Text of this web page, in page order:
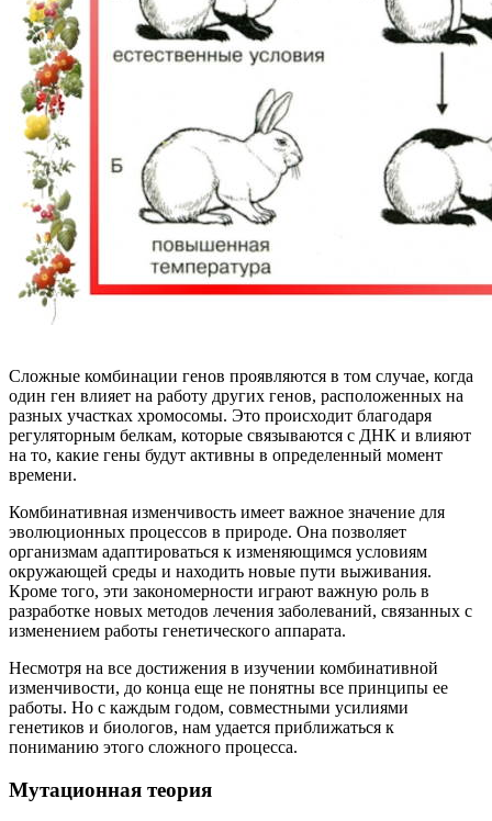
Сложные комбинации генов проявляются в том случае, когда
один ген влияет на работу других генов, расположенных на
разных участках хромосомы. Это происходит благодаря
регуляторным белкам, которые связываются с ДНК и влияют
на то, какие гены будут активны в определенный момент
времени.
Комбинативная изменчивость имеет важное значение для
эволюционных процессов в природе. Она позволяет
организмам адаптироваться к изменяющимся условиям
окружающей среды и находить новые пути выживания.
Кроме того, эти закономерности играют важную роль в
разработке новых методов лечения заболеваний, связанных с
изменением работы генетического аппарата.
Несмотря на все достижения в изучении комбинативной
изменчивости, до конца еще не понятны все принципы ее
работы. Но с каждым годом, совместными усилиями
генетиков и биологов, нам удается приближаться к
пониманию этого сложного процесса.
Мутационная теория